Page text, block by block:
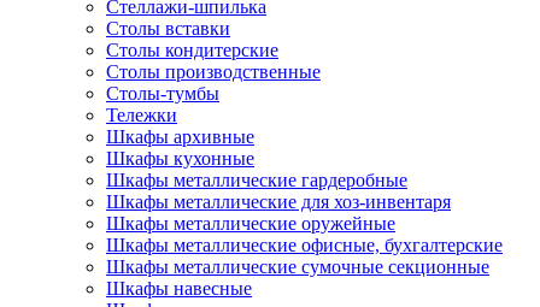
Стеллажи-шпилька
Столы вставки
Столы кондитерские
Столы производственные
Столы-тумбы
Тележки
Шкафы архивные
Шкафы кухонные
Шкафы металлические гардеробные
Шкафы металлические для хоз-инвентаря
Шкафы металлические оружейные
Шкафы металлические офисные, бухгалтерские
Шкафы металлические сумочные секционные
Шкафы навесные